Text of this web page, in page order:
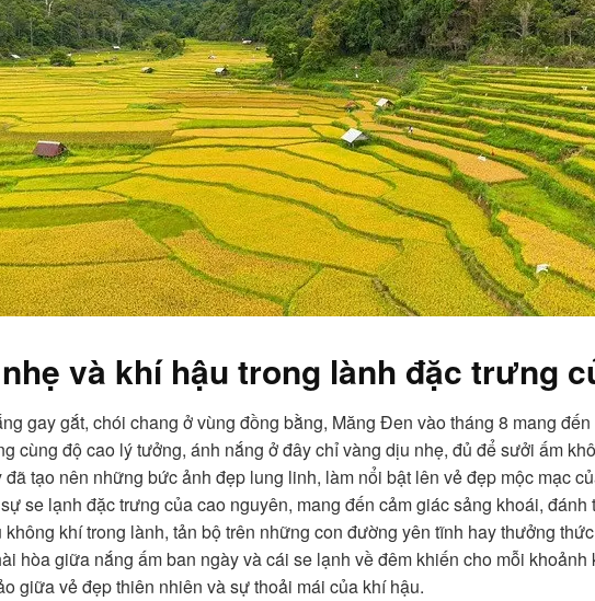
và khí hậu trong lành đặc trưng
gay gắt, chói chang ở vùng đồng bằng, Măng Đen vào tháng 8 mang
cùng độ cao lý tưởng, ánh nắng ở đây chỉ vàng dịu nhẹ, đủ để sưởi ấm
tạo nên những bức ảnh đẹp lung linh, làm nổi bật lên vẻ đẹp mộc mạc
se lạnh đặc trưng của cao nguyên, mang đến cảm giác sảng khoái,
khí trong lành, tản bộ trên những con đường yên tĩnh hay thưởng
hòa giữa nắng ấm ban ngày và cái se lạnh về đêm khiến cho mỗi
giữa vẻ đẹp thiên nhiên và sự thoải mái của khí hậu.